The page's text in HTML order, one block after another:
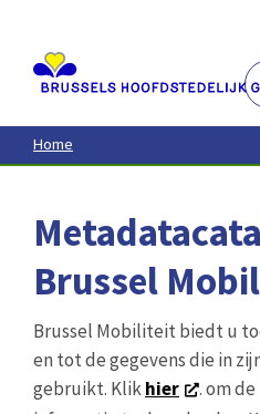
contenu
principal
Home
Brussel
Brussel Mobiliteit biedt u
en tot de gegevens die in
gebruikt. Klikhier
. om